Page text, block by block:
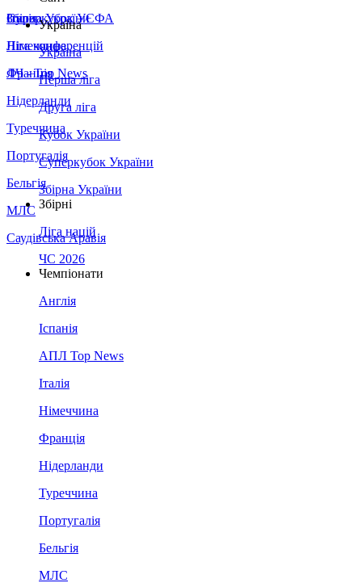
Збірна України
Італія
Німеччина
Франція
Нідерланди
Туреччина
Португалія
Бельгія
МЛС
Саудівська Аравія
Суперкубок УЄФА
Ліга конференцій
ЛЧ - Top News
Україна
Україна
Перша ліга
Друга ліга
Кубок України
Суперкубок України
Збірна України
Збірні
Ліга націй
ЧС 2026
Чемпіонати
Англія
Іспанія
АПЛ Top News
Італія
Німеччина
Франція
Нідерланди
Туреччина
Португалія
Бельгія
МЛС